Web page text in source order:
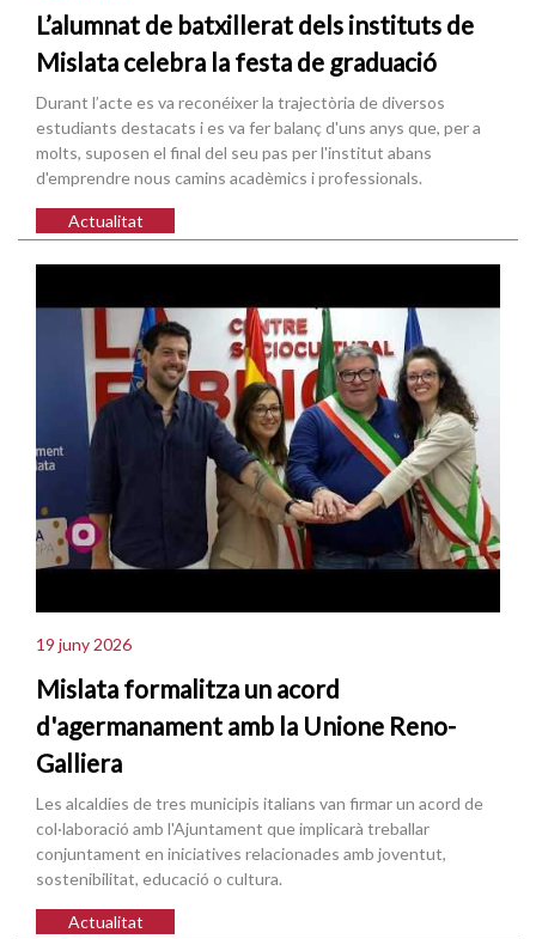
L’alumnat de batxillerat dels instituts de
Mislata celebra la festa de graduació
Durant l’acte es va reconéixer la trajectòria de diversos
estudiants destacats i es va fer balanç d'uns anys que, per a
molts, suposen el final del seu pas per l'institut abans
d'emprendre nous camins acadèmics i professionals.
Actualitat
19 juny 2026
Mislata formalitza un acord
d'agermanament amb la Unione Reno-
Galliera
Les alcaldies de tres municipis italians van firmar un acord de
col·laboració amb l'Ajuntament que implicarà treballar
conjuntament en iniciatives relacionades amb joventut,
sostenibilitat, educació o cultura.
Actualitat